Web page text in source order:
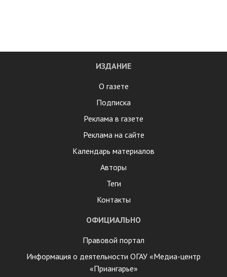
ИЗДАНИЕ
О газете
Подписка
Реклама в газете
Реклама на сайте
Календарь материалов
Авторы
Теги
Контакты
ОФИЦИАЛЬНО
Правовой портал
Информация о деятельности ОГАУ «Медиа-центр
«Приангарье»